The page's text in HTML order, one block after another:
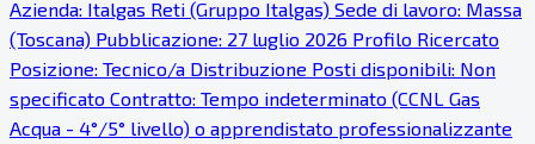
Azienda: Italgas Reti (Gruppo Italgas) Sede di lavoro: Massa
(Toscana) Pubblicazione: 27 luglio 2026 Profilo Ricercato
Posizione: Tecnico/a Distribuzione Posti disponibili: Non
specificato Contratto: Tempo indeterminato (CCNL Gas
Acqua - 4°/5° livello) o apprendistato professionalizzante